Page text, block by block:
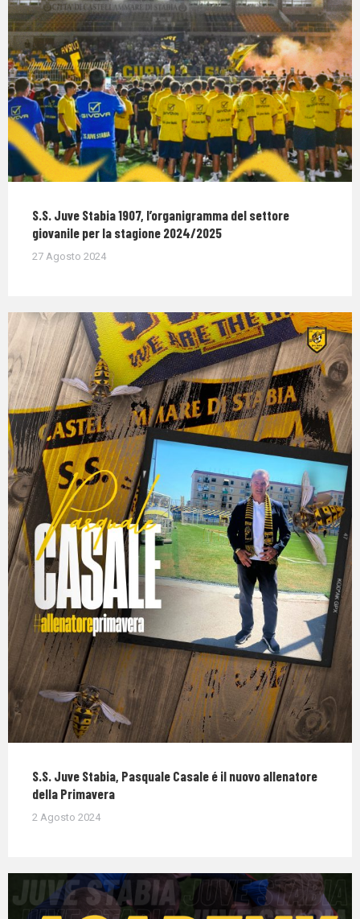
S.S. Juve Stabia 1907, l’organigramma del settore
giovanile per la stagione 2024/2025
27 Agosto 2024
S.S. Juve Stabia, Pasquale Casale é il nuovo allenatore
della Primavera
2 Agosto 2024